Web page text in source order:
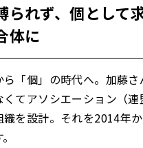
られず、個として
体に
ら「個」の時代へ。加藤
くてアソシエーション（
織を設計。それを2014年